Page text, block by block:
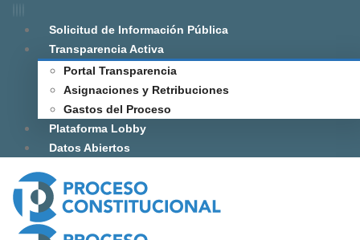
Solicitud de Información Pública
Transparencia Activa
Portal Transparencia
Asignaciones y Retribuciones
Gastos del Proceso
Plataforma Lobby
Datos Abiertos